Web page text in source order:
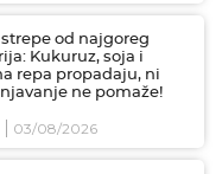
strepe od najgoreg
Kukuruz, soja i
repa propadaju, ni
ne pomaže!
03/08/2026